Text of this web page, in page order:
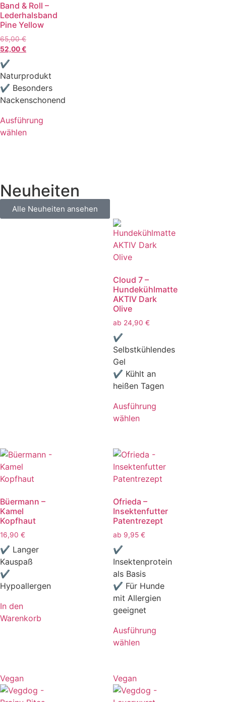
Band & Roll –
Lederhalsband
Pine Yellow
65,00€
52,00€
✔
Naturprodukt
✔ Besonders
Nackenschonend
Ausführung
wählen
Neuheiten
Alle Neuheiten ansehen
Cloud 7 –
Hundekühlmatte
AKTIV Dark
Olive
ab 24,90 €
✔
Selbstkühlendes
Gel
✔ Kühlt an
heißen Tagen
Ausführung
wählen
Büermann –
Kamel
Kopfhaut
16,90 €
✔ Langer
Kauspaß
✔
Hypoallergen
In den
Warenkorb
Ofrieda –
Insektenfutter
Patentrezept
ab 9,95 €
✔
Insektenprotein
als Basis
✔ Für Hunde
mit Allergien
geeignet
Ausführung
wählen
Vegan Vegan